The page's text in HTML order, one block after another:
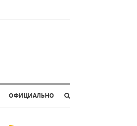
ОФИЦИАЛЬНО